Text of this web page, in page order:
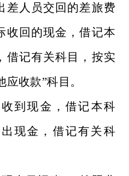
差人员交回的差旅费
收回的现金，借记本
借记有关科目，按实
收款”科目。
收到现金，借记本科
现金，借记有关科